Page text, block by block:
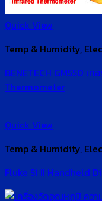
Quick View
Temp & Humidity,
BENETECH GM550 เ
Thermometer
Quick View
Temp & Humidity,
Fluke 51 II Handheld